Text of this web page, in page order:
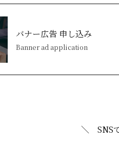
バナー広告 申し込み
Banner ad application
＼ SNS